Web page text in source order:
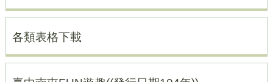
各類表格下載